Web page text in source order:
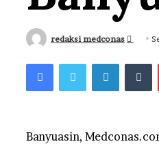
redaksi medconas
Send
email
FacebookTwitter
Banyuasin,